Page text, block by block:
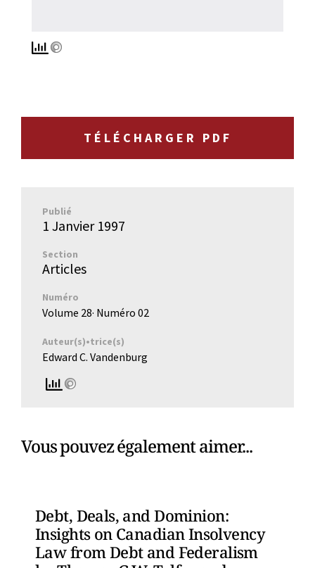
TÉLÉCHARGER PDF
Publié
1 Janvier 1997
Section
Articles
Numéro
Volume 28· Numéro 02
Auteur(s)•trice(s)
Edward C. Vandenburg
Vous pouvez également aimer...
Debt, Deals, and Dominion:
Insights on Canadian Insolvency
Law from Debt and Federalism